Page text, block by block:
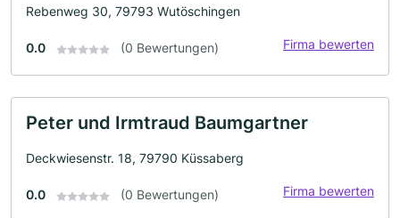
Rebenweg 30, 79793 Wutöschingen
0.0 (0 Bewertungen) Firma bewerten
Peter und Irmtraud Baumgartner
Deckwiesenstr. 18, 79790 Küssaberg
0.0 (0 Bewertungen) Firma bewerten